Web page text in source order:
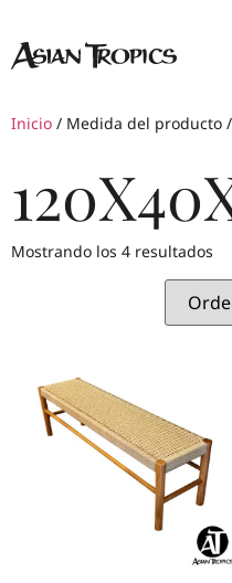
Inicio / Medida del producto /
Mostrando los 4 resultados